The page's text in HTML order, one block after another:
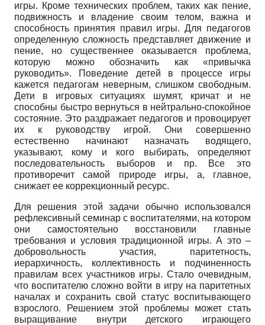
игры. Кроме технических проблем, таких как пение,
подвижность и владение своим телом, важна и
способность принятия правил игры. Для педагогов
определенную сложность представляет движение и
пение, но существеннее оказывается проблема,
которую можно обозначить как «привычка
руководить». Поведение детей в процессе игры
кажется педагогам неверным, слишком свободным.
Дети в игровых ситуациях шумят, кричат и не
способны быстро вернуться в нейтрально-спокойное
состояние. Это раздражает педагогов и провоцирует
их к руководству игрой. Они совершенно
естественно начинают назначать водящего,
указывают, кому и кого выбирать, определяют
последовательность выборов и пр. Все это
противоречит самой природе игры, а, главное,
снижает ее коррекционный ресурс.
Для решения этой задачи обычно использовался
рефлексивный семинар с воспитателями, на котором
они самостоятельно восстановили главные
требования и условия традиционной игры. А это –
добровольность участия, паритетность,
иерархичность, коллективность и подчиненность
правилам всех участников игры. Стало очевидным,
что воспитателю сложно войти в игру на паритетных
началах и сохранить свой статус воспитывающего
взрослого. Решением этой проблемы может стать
выращивание внутри детского играющего